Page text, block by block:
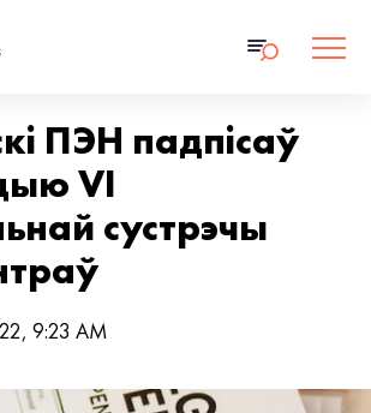
ПЭН падпісаў
VI
сустрэчы
9:23 AM